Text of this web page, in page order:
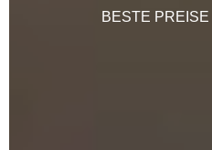
BESTE PREISE